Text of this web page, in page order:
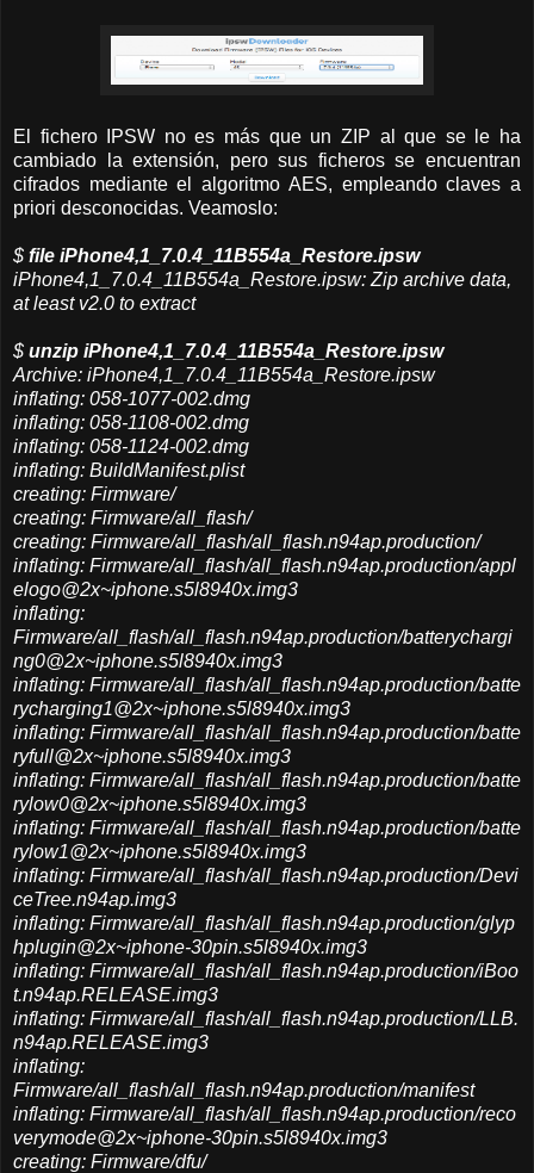
El fichero IPSW no es más que un ZIP al que se le ha
cambiado la extensión, pero sus ficheros se encuentran
cifrados mediante el algoritmo AES, empleando claves a
priori desconocidas. Veamoslo:
$ file iPhone4,1_7.0.4_11B554a_Restore.ipsw
iPhone4,1_7.0.4_11B554a_Restore.ipsw: Zip archive data,
at least v2.0 to extract
$ unzip iPhone4,1_7.0.4_11B554a_Restore.ipsw
Archive: iPhone4,1_7.0.4_11B554a_Restore.ipsw
inflating: 058-1077-002.dmg
inflating: 058-1108-002.dmg
inflating: 058-1124-002.dmg
inflating: BuildManifest.plist
creating: Firmware/
creating: Firmware/all_flash/
creating: Firmware/all_flash/all_flash.n94ap.production/
inflating: Firmware/all_flash/all_flash.n94ap.production/appl
elogo@2x~iphone.s5l8940x.img3
inflating:
Firmware/all_flash/all_flash.n94ap.production/batterychargi
ng0@2x~iphone.s5l8940x.img3
inflating: Firmware/all_flash/all_flash.n94ap.production/batte
rycharging1@2x~iphone.s5l8940x.img3
inflating: Firmware/all_flash/all_flash.n94ap.production/batte
ryfull@2x~iphone.s5l8940x.img3
inflating: Firmware/all_flash/all_flash.n94ap.production/batte
rylow0@2x~iphone.s5l8940x.img3
inflating: Firmware/all_flash/all_flash.n94ap.production/batte
rylow1@2x~iphone.s5l8940x.img3
inflating: Firmware/all_flash/all_flash.n94ap.production/Devi
ceTree.n94ap.img3
inflating: Firmware/all_flash/all_flash.n94ap.production/glyp
hplugin@2x~iphone-30pin.s5l8940x.img3
inflating: Firmware/all_flash/all_flash.n94ap.production/iBoo
t.n94ap.RELEASE.img3
inflating: Firmware/all_flash/all_flash.n94ap.production/LLB.
n94ap.RELEASE.img3
inflating:
Firmware/all_flash/all_flash.n94ap.production/manifest
inflating: Firmware/all_flash/all_flash.n94ap.production/reco
verymode@2x~iphone-30pin.s5l8940x.img3
creating: Firmware/dfu/